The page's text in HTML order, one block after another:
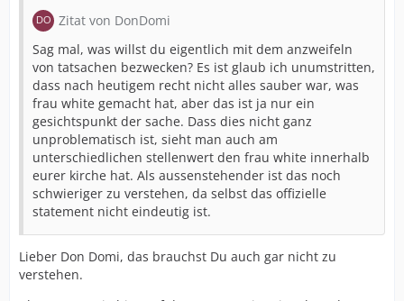
Zitat von DonDomi
Sag mal, was willst du eigentlich mit dem anzweifeln
von tatsachen bezwecken? Es ist glaub ich unumstritten,
dass nach heutigem recht nicht alles sauber war, was
frau white gemacht hat, aber das ist ja nur ein
gesichtspunkt der sache. Dass dies nicht ganz
unproblematisch ist, sieht man auch am
unterschiedlichen stellenwert den frau white innerhalb
eurer kirche hat. Als aussenstehender ist das noch
schwieriger zu verstehen, da selbst das offizielle
statement nicht eindeutig ist.
Lieber Don Domi, das brauchst Du auch gar nicht zu
verstehen.